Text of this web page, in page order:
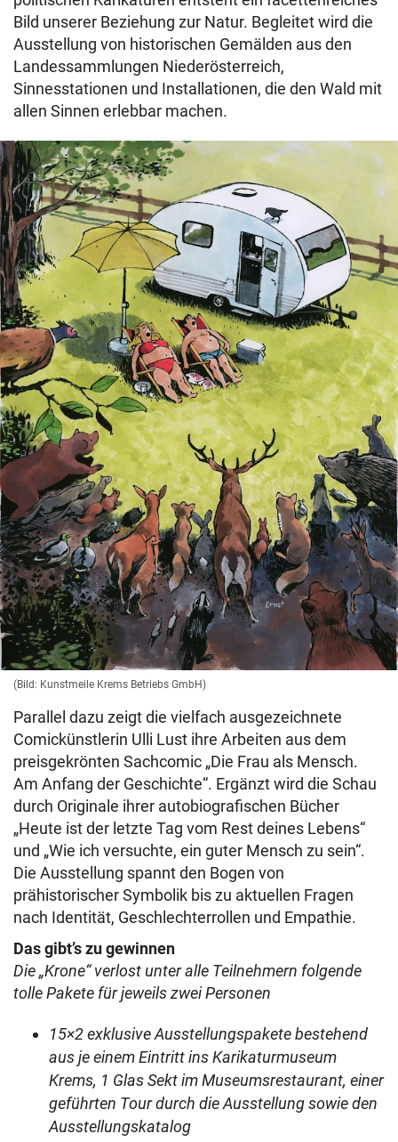
Bild unserer Beziehung zur Natur. Begleitet wird die
Ausstellung von historischen Gemälden aus den
Landessammlungen Niederösterreich,
Sinnesstationen und Installationen, die den Wald mit
allen Sinnen erlebbar machen.
(Bild: Kunstmeile Krems Betriebs GmbH)
Parallel dazu zeigt die vielfach ausgezeichnete
Comickünstlerin Ulli Lust ihre Arbeiten aus dem
preisgekrönten Sachcomic „Die Frau als Mensch.
Am Anfang der Geschichte“. Ergänzt wird die Schau
durch Originale ihrer autobiografischen Bücher
„Heute ist der letzte Tag vom Rest deines Lebens“
und „Wie ich versuchte, ein guter Mensch zu sein“.
Die Ausstellung spannt den Bogen von
prähistorischer Symbolik bis zu aktuellen Fragen
nach Identität, Geschlechterrollen und Empathie.
Das gibt’s zu gewinnen
Die „Krone“ verlost unter alle Teilnehmern folgende
tolle Pakete für jeweils zwei Personen
15×2 exklusive Ausstellungspakete bestehend
aus je einem Eintritt ins Karikaturmuseum
Krems, 1 Glas Sekt im Museumsrestaurant, einer
geführten Tour durch die Ausstellung sowie den
Ausstellungskatalog